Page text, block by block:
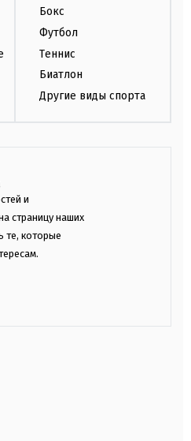
Бокс
Футбол
Теннис
Биатлон
Другие виды спорта
и
страницу наших
те, которые